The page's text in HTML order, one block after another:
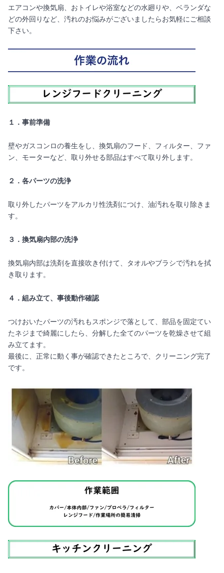
エアコンや換気扇、おトイレや浴室などの水廻りや、ベランダな
どの外回りなど、汚れのお悩みがございましたらお気軽にご相談
下さい。
１．事前準備
壁やガスコンロの養生をし、換気扇のフード、フィルター、ファ
ン、モーターなど、取り外せる部品はすべて取り外します。
２．各パーツの洗浄
取り外したパーツをアルカリ性洗剤につけ、油汚れを取り除きま
す。
３．換気扇内部の洗浄
換気扇内部は洗剤を直接吹き付けて、タオルやブラシで汚れを拭
き取ります。
４．組み立て、事後動作確認
つけおいたパーツの汚れもスポンジで落として、部品を固定てい
たネジまで綺麗にしたら、分解した全てのパーツを乾燥させて組
み立てます。
最後に、正常に動く事が確認できたところで、クリーニング完了
です。